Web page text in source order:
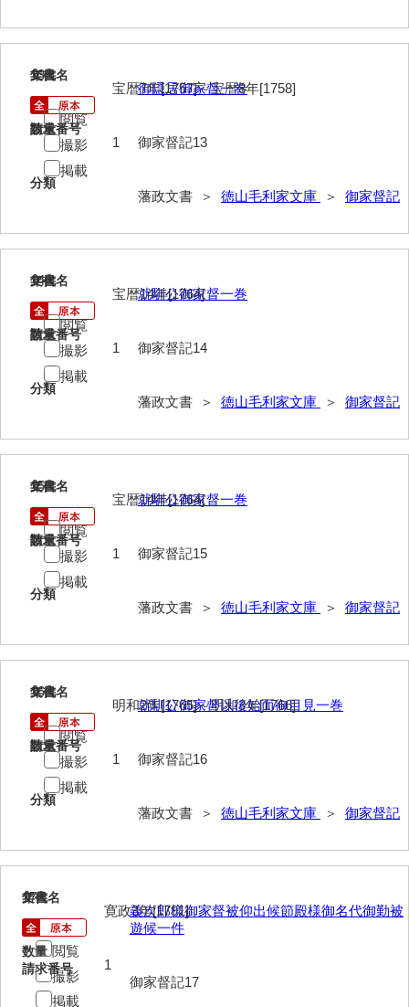
刑余録
御尋口上書取
沙汰書
法制録
御住居日記
西殿日記
諸日記
他境役人奉書録
諸村奉書控
御手伝記
若殿様日記
米銀請払大縛
法制方
13
文書名
御隠居御家督一巻
請求番号
御家督記13
分類
藩政文書 ＞ 徳山毛利家文庫 ＞ 御家督記
年代
宝暦7年[1757]～宝暦8年[1758]
数量
1
閲覧
撮影
掲載
14
文書名
就馴公御家督一巻
請求番号
御家督記14
分類
藩政文書 ＞ 徳山毛利家文庫 ＞ 御家督記
年代
宝暦14年[1764]
数量
1
閲覧
撮影
掲載
15
文書名
就馴公御家督一巻
請求番号
御家督記15
分類
藩政文書 ＞ 徳山毛利家文庫 ＞ 御家督記
年代
宝暦14年[1764]
数量
1
閲覧
撮影
掲載
16
文書名
就馴公御家督以後始而御目見一巻
請求番号
御家督記16
分類
藩政文書 ＞ 徳山毛利家文庫 ＞ 御家督記
年代
明和2年[1765]～明和3年[1766]
数量
1
閲覧
撮影
掲載
17
文書名
義次郎様御家督被仰出候節殿様御名代御勤被
遊候一件
請求番号
御家督記17
年代
寛政3年[1791]
数量
1
閲覧
撮影
掲載